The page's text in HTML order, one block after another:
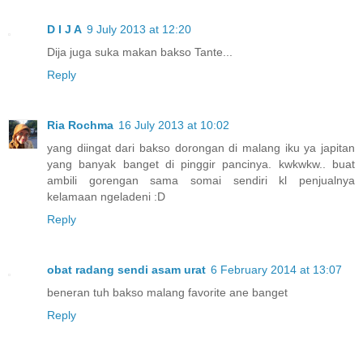
D I J A 9 July 2013 at 12:20
Dija juga suka makan bakso Tante...
Reply
Ria Rochma 16 July 2013 at 10:02
yang diingat dari bakso dorongan di malang iku ya japitan
yang banyak banget di pinggir pancinya. kwkwkw.. buat
ambili gorengan sama somai sendiri kl penjualnya
kelamaan ngeladeni :D
Reply
obat radang sendi asam urat 6 February 2014 at 13:07
beneran tuh bakso malang favorite ane banget
Reply